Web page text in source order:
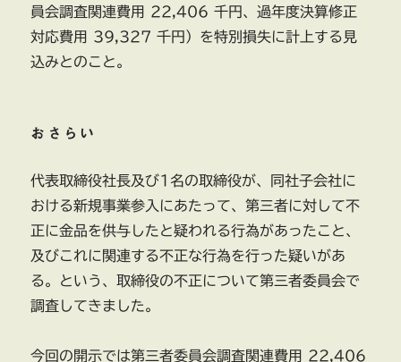
告
書
に
員会調査関連費用 22,406 千円、過年度決算修正
対応費用 39,327 千円）を特別損失に計上する見
込みとのこと。
おさらい
代表取締役社長及び1名の取締役が、同社子会社に
おける新規事業参入にあたって、第三者に対して不
正に金品を供与したと疑われる行為があったこと、
及びこれに関連する不正な行為を行った疑いがあ
る。という、取締役の不正について第三者委員会で
調査してきました。
今回の開示では第三者委員会調査関連費用 22,406